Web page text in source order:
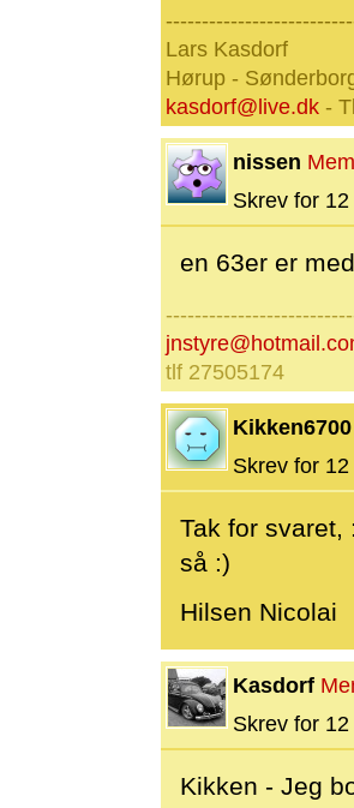
Lars Kasdorf
Hørup -
kasdorf@live.dk -
nissen
Skrev for
en 63er er
tlf 27505174
Kikken6700
Skrev for
Tak for
så :)
Hilsen Nicolai
Kasdorf
Skrev for
Kikken - Jeg